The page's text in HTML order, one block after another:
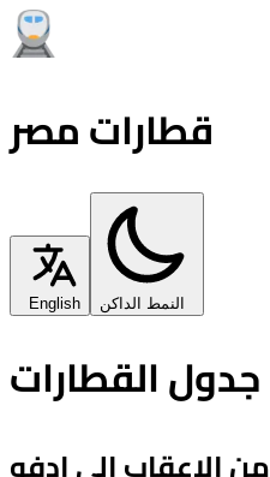
قطارات مصر
English النمط الداكن
جدول القطارات